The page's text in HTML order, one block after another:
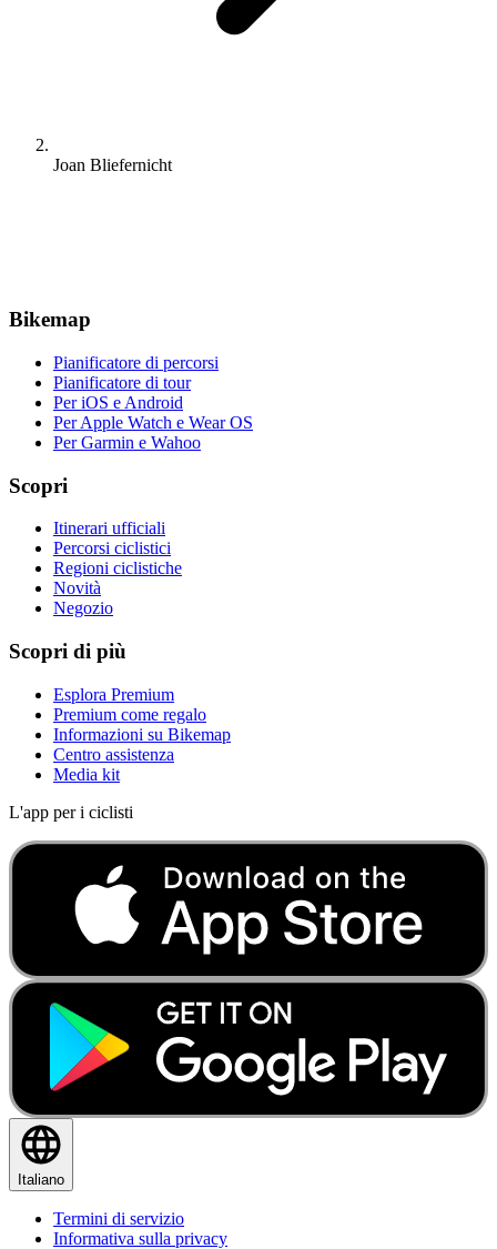
Joan Bliefernicht
Bikemap
Pianificatore di percorsi
Pianificatore di tour
Per iOS e Android
Per Apple Watch e Wear OS
Per Garmin e Wahoo
Scopri
Itinerari ufficiali
Percorsi ciclistici
Regioni ciclistiche
Novità
Negozio
Scopri di più
Esplora Premium
Premium come regalo
Informazioni su Bikemap
Centro assistenza
Media kit
L'app per i ciclisti
Italiano
Termini di servizio
Informativa sulla privacy